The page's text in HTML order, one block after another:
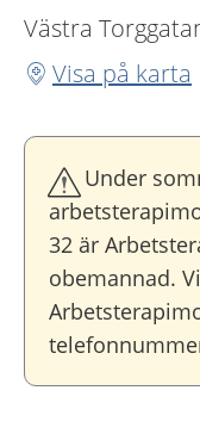
Västra
Visa på karta
Under
32 är
obemannad.